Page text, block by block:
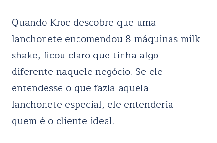
Quando Kroc descobre que uma
lanchonete encomendou 8 máquinas milk
shake, ficou claro que tinha algo
diferente naquele negócio. Se ele
entendesse o que fazia aquela
lanchonete especial, ele entenderia
quem é o cliente ideal.